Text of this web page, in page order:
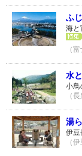
ふ
海と
（
水
小鳥
（
湯
伊豆
（